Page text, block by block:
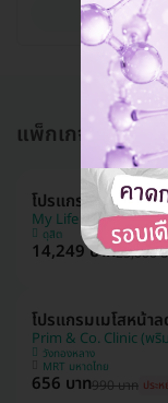
แพ็กเกจอื่นใน โป
โปรแกรมเมโสหน้า
My Life Clinic
ดุสิต
14,249 บาท25,000
โปรแกรมเมโสหน้า
Prim & Co. Clinic (พริ
วังทองหลาง
MRT มหาดไทย
656 บาท990 บาท ประ